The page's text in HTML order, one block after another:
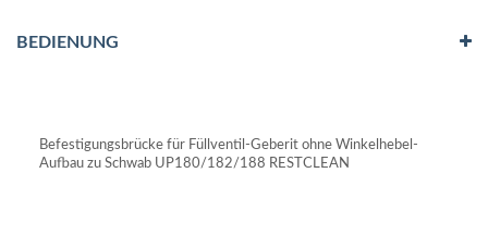
Befestigungsbrücke für Füllventil-Geberit ohne Winkelhebel-
Aufbau zu Schwab UP180/182/188 RESTCLEAN
BEDIENUNG